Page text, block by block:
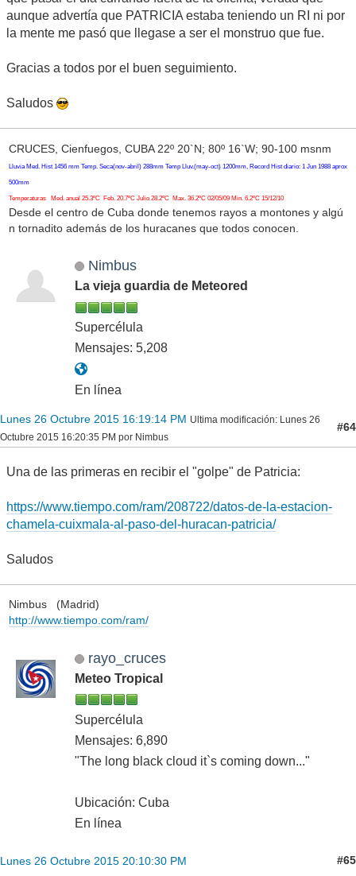
aunque advertía que PATRICIA estaba teniendo un RI ni por
la mente me pasó que llegase a ser el monstruo que fue.
Gracias a todos por el buen seguimiento.
Saludos
CRUCES, Cienfuegos, CUBA 22º 20`N; 80º 16`W; 90-100 msnm
Lluvia Med. Hist 1456 mm Temp. Seca(nov-abril) 288mm Temp Lluv.(may-oct) 1200mm, Record Hist diario: 1 Jun 1988 aprox
500mm
Temperaturas Med. anual 25.3ºC Feb. 20.7ºC Julio 28.2ºC Max. 36.2ºC 02/05/09 Min. 6.2ºC 15/12/10
Desde el centro de Cuba donde tenemos rayos a montones y algú
n tornadito además de los huracanes que todos conocen.
Nimbus
La vieja guardia de Meteored
Supercélula
Mensajes: 5,208
En línea
Lunes 26 Octubre 2015 16:19:14 PM Ultima modificación: Lunes 26
Octubre 2015 16:20:35 PM por Nimbus
#64
Una de las primeras en recibir el "golpe" de Patricia:
https://www.tiempo.com/ram/208722/datos-de-la-estacion-
chamela-cuixmala-al-paso-del-huracan-patricia/
Saludos
Nimbus (Madrid)
http://www.tiempo.com/ram/
rayo_cruces
Meteo Tropical
Supercélula
Mensajes: 6,890
"The long black cloud it`s coming down..."
Ubicación: Cuba
En línea
Lunes 26 Octubre 2015 20:10:30 PM #65